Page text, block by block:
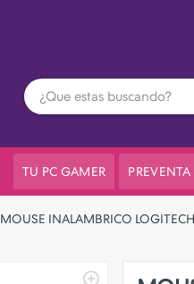
3
TU PC GAMER PREVENTA
MOUSE INALAMBRICO